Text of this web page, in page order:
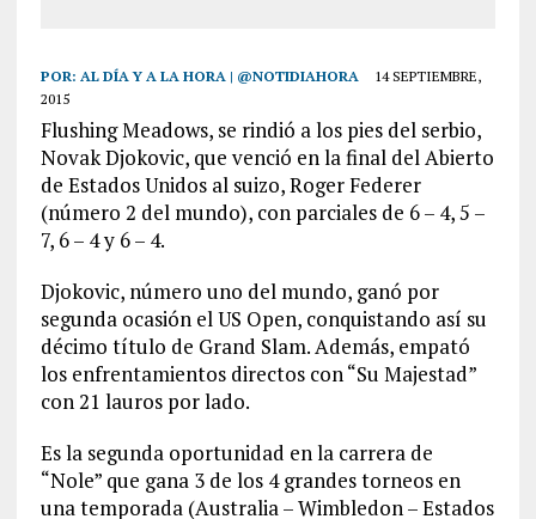
POR: AL DÍA Y A LA HORA | @NOTIDIAHORA
14 SEPTIEMBRE,
2015
Flushing Meadows, se rindió a los pies del serbio,
Novak Djokovic, que venció en la final del Abierto
de Estados Unidos al suizo, Roger Federer
(número 2 del mundo), con parciales de 6 – 4, 5 –
7, 6 – 4 y 6 – 4.
Djokovic, número uno del mundo, ganó por
segunda ocasión el US Open, conquistando así su
décimo título de Grand Slam. Además, empató
los enfrentamientos directos con “Su Majestad”
con 21 lauros por lado.
Es la segunda oportunidad en la carrera de
“Nole” que gana 3 de los 4 grandes torneos en
una temporada (Australia – Wimbledon – Estados